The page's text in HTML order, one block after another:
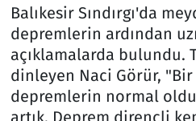
Balıkesir Sındırgı'da
depremlerin ardından
açıklamalarda bulundu.
dinleyen Naci Görür,
depremlerin normal
artık. Deprem dirençli
Kurumsal Haberler
Lezzet Durağı
Memur ve Kamu